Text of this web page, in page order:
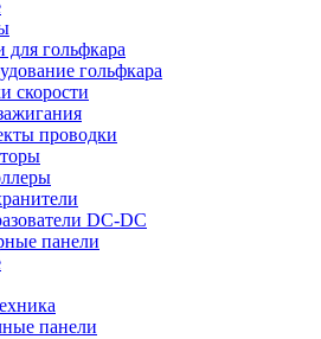
гольфкара
гольфкара
скорости
проводки
DC-DC
панели
панели